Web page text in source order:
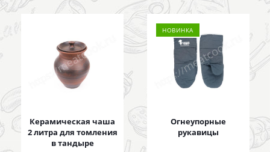
Керамическая чаша
2 литра для томления
в тандыре
НОВИНКА
Огнеупорные
рукавицы